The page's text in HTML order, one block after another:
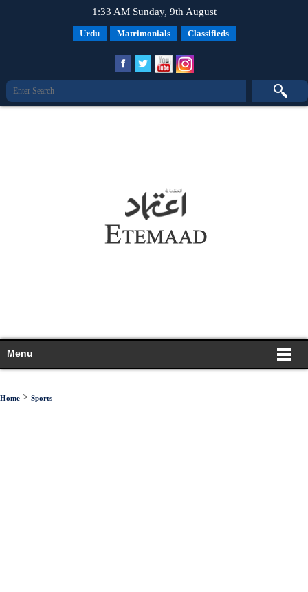
1:33 AM Sunday, 9th August
Urdu Matrimonials Classifieds
Menu
Home > Sports